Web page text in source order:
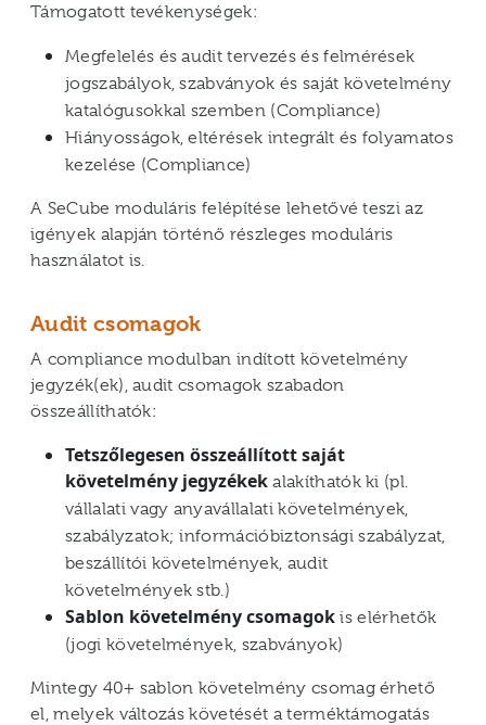
Támogatott tevékenységek:
Megfelelés és audit tervezés és felmérések
jogszabályok, szabványok és saját követelmény
katalógusokkal szemben (Compliance)
Hiányosságok, eltérések integrált és folyamatos
kezelése (Compliance)
A SeCube moduláris felépítése lehetővé teszi az
igények alapján történő részleges moduláris
használatot is.
Audit csomagok
A compliance modulban indított követelmény
jegyzék(ek), audit csomagok szabadon
összeállíthatók:
Tetszőlegesen összeállított saját
követelmény jegyzékek alakíthatók ki (pl.
vállalati vagy anyavállalati követelmények,
szabályzatok; információbiztonsági szabályzat,
beszállítói követelmények, audit
követelmények stb.)
Sablon követelmény csomagok is elérhetők
(jogi követelmények, szabványok)
Mintegy 40+ sablon követelmény csomag érhető
el, melyek változás követését a terméktámogatás